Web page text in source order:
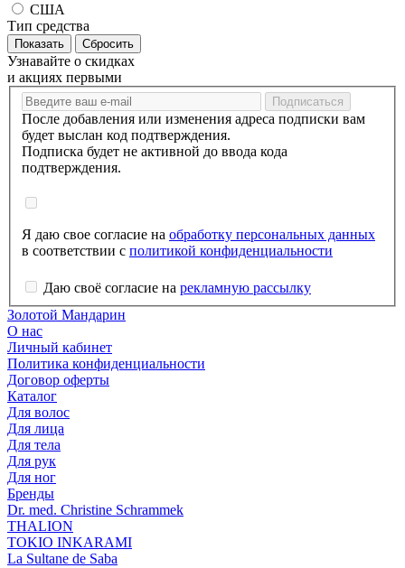
США
Тип средства
Сбросить
Узнавайте о скидках
и акциях первыми
После добавления или изменения адреса подписки вам
будет выслан код подтверждения.
Подписка будет не активной до ввода кода
подтверждения.
Я даю свое согласие на обработку персональных данных
в соответствии с политикой конфиденциальности
Даю своё согласие на рекламную рассылку
Золотой Мандарин
О нас
Личный кабинет
Политика конфиденциальности
Договор оферты
Каталог
Для волос
Для лица
Для тела
Для рук
Для ног
Бренды
Dr. med. Christine Schrammek
THALION
TOKIO INKARAMI
La Sultane de Saba